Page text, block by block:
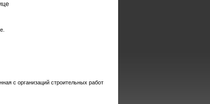
с организаций строительных работ